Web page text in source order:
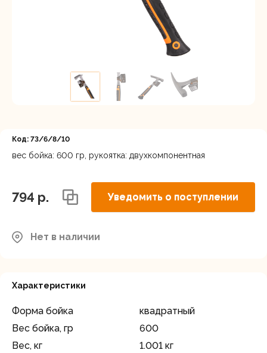
Код: 73/6/8/10
вес бойка: 600 гр, рукоятка: двухкомпонентная
794 p. Уведомить о поступлении
Нет в наличии
Характеристики
Форма бойка
квадратный
Вес бойка, гр
600
Вес, кг
1.001 кг